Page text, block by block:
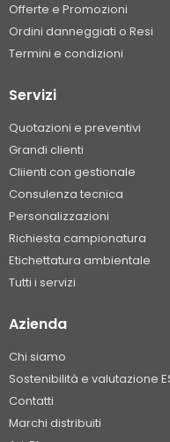
Offerte e Promozioni
Ordini danneggiati o Resi
Termini e condizioni
Servizi
Quotazioni e preventivi
Grandi clienti
Cliienti con gestionale
Consulenza tecnica
Personalizzazioni
Richiesta campionatura
Etichettatura ambientale
Tutti i servizi
Azienda
Chi siamo
Sostenibilità e valutazione
Contatti
Marchi distribuiti